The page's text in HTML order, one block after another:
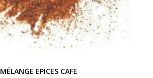
MÉLANGE EPICES CAFE